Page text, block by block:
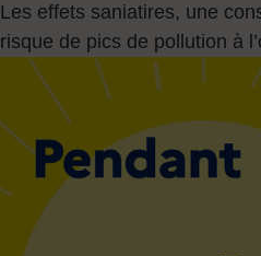
Les effets saniatires, une
risque de pics de pollution à